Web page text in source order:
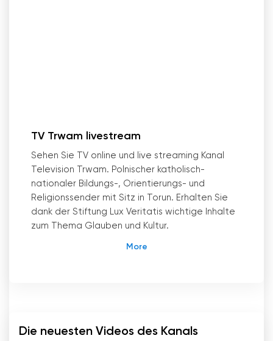
TV Trwam livestream
Sehen Sie TV online und live streaming Kanal
Television Trwam. Polnischer katholisch-
nationaler Bildungs-, Orientierungs- und
Religionssender mit Sitz in Torun. Erhalten Sie
dank der Stiftung Lux Veritatis wichtige Inhalte
zum Thema Glauben und Kultur.
Stiftung Lux Veritatis mit Sitz in Warschau.
Die neuesten Videos des Kanals